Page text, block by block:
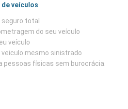
veículos
total
do seu veículo
veículo
mesmo sinistrado
pessoas físicas sem burocrácia.